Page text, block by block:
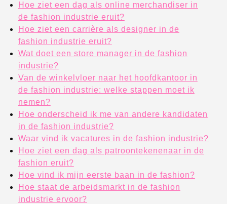
Hoe ziet een dag als online merchandiser in
de fashion industrie eruit?
Hoe ziet een carrière als designer in de
fashion industrie eruit?
Wat doet een store manager in de fashion
industrie?
Van de winkelvloer naar het hoofdkantoor in
de fashion industrie: welke stappen moet ik
nemen?
Hoe onderscheid ik me van andere kandidaten
in de fashion industrie?
Waar vind ik vacatures in de fashion industrie?
Hoe ziet een dag als patroontekenenaar in de
fashion eruit?
Hoe vind ik mijn eerste baan in de fashion?
Hoe staat de arbeidsmarkt in de fashion
industrie ervoor?